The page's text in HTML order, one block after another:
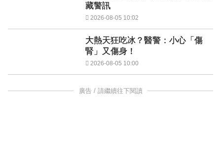
藏警訊
2026-08-05 10:02
大熱天狂吃冰？醫警：小心「傷
腎」又傷身！
2026-08-05 10:00
廣告 / 請繼續往下閱讀